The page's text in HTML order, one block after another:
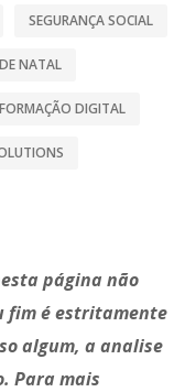
SEGURANÇA SOCIAL
NATAL
DIGITAL
página não
fim é estritamente
algum, a analise
Para mais